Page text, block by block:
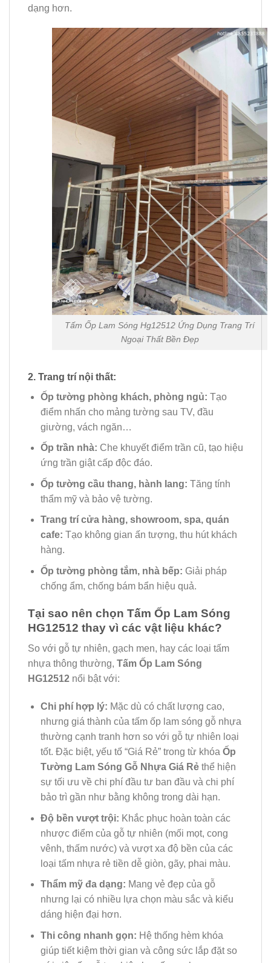
dạng hơn.
Tấm Ốp Lam Sóng Hg12512 Ứng Dụng Trang Trí
Ngoại Thất Bền Đẹp
2. Trang trí nội thất:
Ốp tường phòng khách, phòng ngủ: Tạo
điểm nhấn cho mảng tường sau TV, đầu
giường, vách ngăn…
Ốp trần nhà: Che khuyết điểm trần cũ, tạo hiệu
ứng trần giật cấp độc đáo.
Ốp tường cầu thang, hành lang: Tăng tính
thẩm mỹ và bảo vệ tường.
Trang trí cửa hàng, showroom, spa, quán
cafe: Tạo không gian ấn tượng, thu hút khách
hàng.
Ốp tường phòng tắm, nhà bếp: Giải pháp
chống ẩm, chống bám bẩn hiệu quả.
Tại sao nên chọn Tấm Ốp Lam Sóng
HG12512 thay vì các vật liệu khác?
So với gỗ tự nhiên, gạch men, hay các loại tấm
nhựa thông thường, Tấm Ốp Lam Sóng
HG12512 nổi bật với:
Chi phí hợp lý: Mặc dù có chất lượng cao,
nhưng giá thành của tấm ốp lam sóng gỗ nhựa
thường cạnh tranh hơn so với gỗ tự nhiên loại
tốt. Đặc biệt, yếu tố “Giá Rẻ” trong từ khóa Ốp
Tường Lam Sóng Gỗ Nhựa Giá Rẻthể hiện
sự tối ưu về chi phí đầu tư ban đầu và chi phí
bảo trì gần như bằng không trong dài hạn.
Độ bền vượt trội: Khắc phục hoàn toàn các
nhược điểm của gỗ tự nhiên (mối mọt, cong
vênh, thấm nước) và vượt xa độ bền của các
loại tấm nhựa rẻ tiền dễ giòn, gãy, phai màu.
Thẩm mỹ đa dạng: Mang vẻ đẹp của gỗ
nhưng lại có nhiều lựa chọn màu sắc và kiểu
dáng hiện đại hơn.
Thi công nhanh gọn: Hệ thống hèm khóa
giúp tiết kiệm thời gian và công sức lắp đặt so